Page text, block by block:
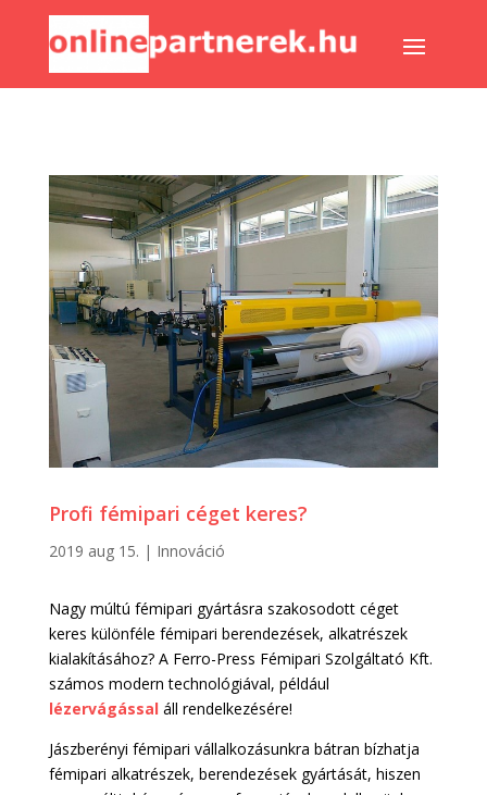
Profi fémipari céget keres?
2019 aug 15. | Innováció
Nagy múltú fémipari gyártásra szakosodott céget
keres különféle fémipari berendezések, alkatrészek
kialakításához? A Ferro-Press Fémipari Szolgáltató Kft.
számos modern technológiával, például
lézervágással áll rendelkezésére!
Jászberényi fémipari vállalkozásunkra bátran bízhatja
fémipari alkatrészek, berendezések gyártását, hiszen